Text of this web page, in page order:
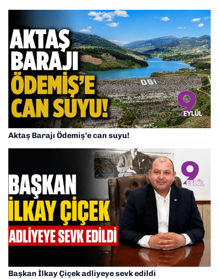
Aktaş Barajı Ödemiş’e can suyu!
Başkan İlkay Çiçek adliyeye sevk edildi